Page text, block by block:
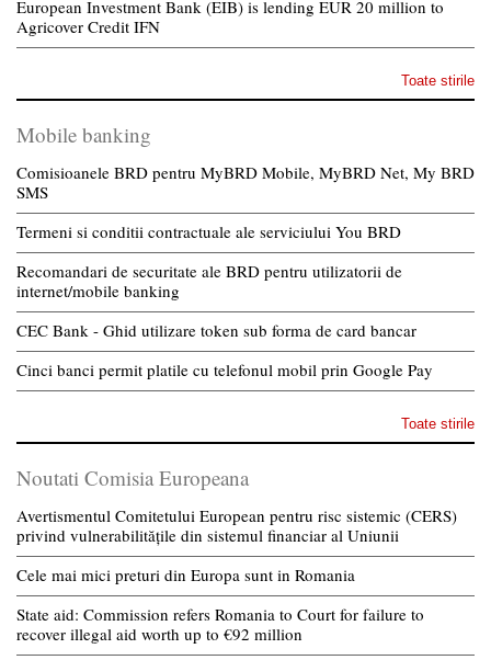
European Investment Bank (EIB) is lending EUR 20 million to
Agricover Credit IFN
Toate stirile
Mobile banking
Comisioanele BRD pentru MyBRD Mobile, MyBRD Net, My BRD
SMS
Termeni si conditii contractuale ale serviciului You BRD
Recomandari de securitate ale BRD pentru utilizatorii de
internet/mobile banking
CEC Bank - Ghid utilizare token sub forma de card bancar
Cinci banci permit platile cu telefonul mobil prin Google Pay
Toate stirile
Noutati Comisia Europeana
Avertismentul Comitetului European pentru risc sistemic (CERS)
privind vulnerabilitățile din sistemul financiar al Uniunii
Cele mai mici preturi din Europa sunt in Romania
State aid: Commission refers Romania to Court for failure to
recover illegal aid worth up to €92 million